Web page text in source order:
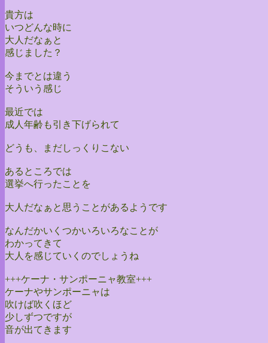
貴方は
いつどんな時に
大人だなぁと
感じました？
今までとは違う
そういう感じ
最近では
成人年齢も引き下げられて
どうも、まだしっくりこない
あるところでは
選挙へ行ったことを
大人だなぁと思うことがあるようです
なんだかいくつかいろいろなことが
わかってきて
大人を感じていくのでしょうね
+++ケーナ・サンポーニャ教室+++
ケーナやサンポーニャは
吹けば吹くほど
少しずつですが
音が出てきます